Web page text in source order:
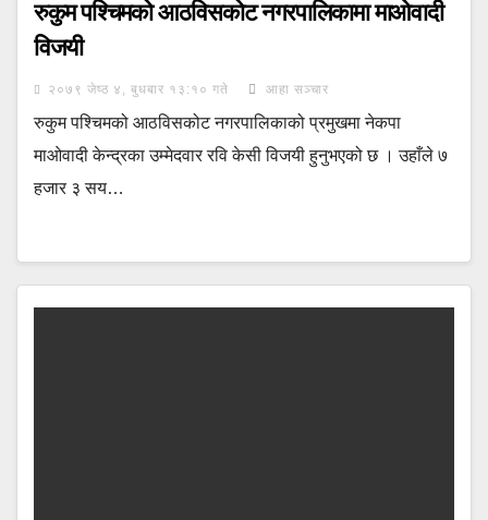
रुकुम पश्चिमको आठविसकोट नगरपालिकामा माओवादी
विजयी
२०७९ जेष्ठ ४, बुधबार १३:१० गते आहा सञ्चार
रुकुम पश्चिमको आठविसकोट नगरपालिकाको प्रमुखमा नेकपा
माओवादी केन्द्रका उम्मेदवार रवि केसी विजयी हुनुभएको छ । उहाँले ७
हजार ३ सय…